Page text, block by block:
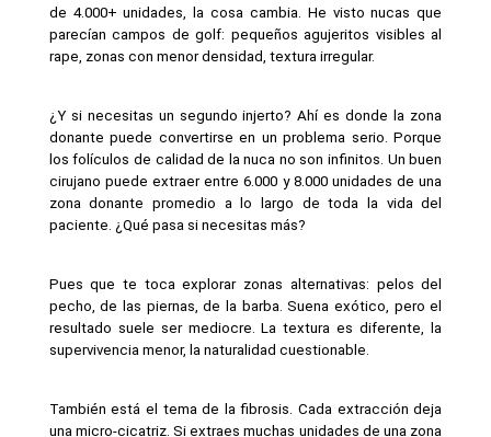
de 4.000+ unidades, la cosa cambia. He visto nucas que
parecían campos de golf: pequeños agujeritos visibles al
rape, zonas con menor densidad, textura irregular.
¿Y si necesitas un segundo injerto? Ahí es donde la zona
donante puede convertirse en un problema serio. Porque
los folículos de calidad de la nuca no son infinitos. Un buen
cirujano puede extraer entre 6.000 y 8.000 unidades de una
zona donante promedio a lo largo de toda la vida del
paciente. ¿Qué pasa si necesitas más?
Pues que te toca explorar zonas alternativas: pelos del
pecho, de las piernas, de la barba. Suena exótico, pero el
resultado suele ser mediocre. La textura es diferente, la
supervivencia menor, la naturalidad cuestionable.
También está el tema de la fibrosis. Cada extracción deja
una micro-cicatriz. Si extraes muchas unidades de una zona